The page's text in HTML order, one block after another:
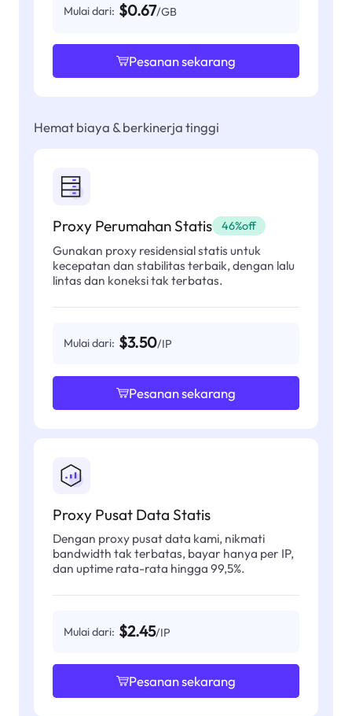
Mulai dari: $0.67/GB
Pesanan sekarang
Hemat biaya & berkinerja tinggi
Proxy Perumahan Statis 46%off
Gunakan proxy residensial statis untuk
kecepatan dan stabilitas terbaik, dengan lalu
lintas dan koneksi tak terbatas.
Mulai dari: $3.50/IP
Pesanan sekarang
Proxy Pusat Data Statis
Dengan proxy pusat data kami, nikmati
bandwidth tak terbatas, bayar hanya per IP,
dan uptime rata-rata hingga 99,5%.
Mulai dari: $2.45/IP
Pesanan sekarang